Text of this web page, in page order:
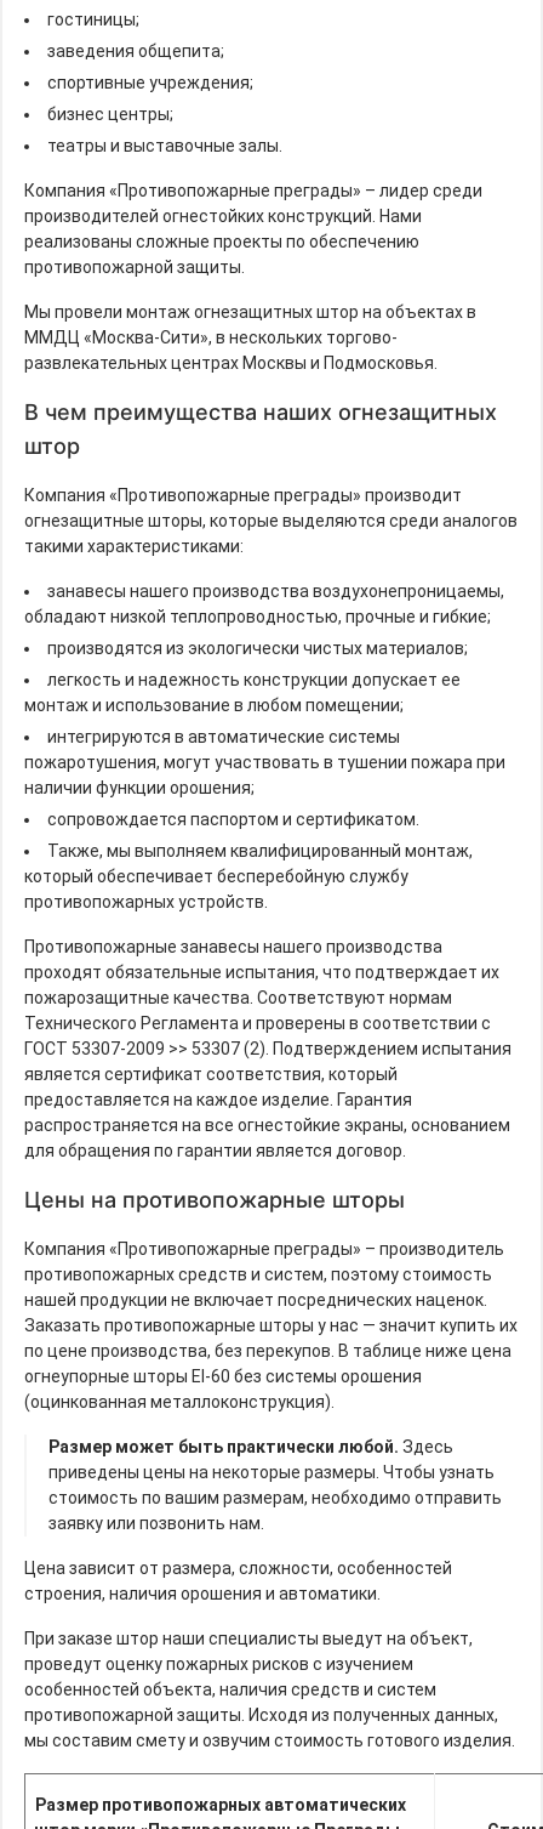
гостиницы;
заведения общепита;
спортивные учреждения;
бизнес центры;
театры и выставочные залы.
Компания «Противопожарные преграды» – лидер среди
производителей огнестойких конструкций. Нами
реализованы сложные проекты по обеспечению
противопожарной защиты.
Мы провели монтаж огнезащитных штор на объектах в
ММДЦ «Москва-Сити», в нескольких торгово-
развлекательных центрах Москвы и Подмосковья.
В чем преимущества наших огнезащитных
штор
Компания «Противопожарные преграды» производит
огнезащитные шторы, которые выделяются среди аналогов
такими характеристиками:
занавесы нашего производства воздухонепроницаемы,
обладают низкой теплопроводностью, прочные и гибкие;
производятся из экологически чистых материалов;
легкость и надежность конструкции допускает ее
монтаж и использование в любом помещении;
интегрируются в автоматические системы
пожаротушения, могут участвовать в тушении пожара при
наличии функции орошения;
сопровождается паспортом и сертификатом.
Также, мы выполняем квалифицированный монтаж,
который обеспечивает бесперебойную службу
противопожарных устройств.
Противопожарные занавесы нашего производства
проходят обязательные испытания, что подтверждает их
пожарозащитные качества. Соответствуют нормам
Технического Регламента и проверены в соответствии с
ГОСТ 53307-2009 >> 53307 (2). Подтверждением испытания
является сертификат соответствия, который
предоставляется на каждое изделие. Гарантия
распространяется на все огнестойкие экраны, основанием
для обращения по гарантии является договор.
Цены на противопожарные шторы
Компания «Противопожарные преграды» – производитель
противопожарных средств и систем, поэтому стоимость
нашей продукции не включает посреднических наценок.
Заказать противопожарные шторы у нас — значит купить их
по цене производства, без перекупов. В таблице ниже цена
огнеупорные шторы EI-60 без системы орошения
(оцинкованная металлоконструкция).
Размер может быть практически любой. Здесь
приведены цены на некоторые размеры. Чтобы узнать
стоимость по вашим размерам, необходимо отправить
заявку или позвонить нам.
Цена зависит от размера, сложности, особенностей
строения, наличия орошения и автоматики.
При заказе штор наши специалисты выедут на объект,
проведут оценку пожарных рисков с изучением
особенностей объекта, наличия средств и систем
противопожарной защиты. Исходя из полученных данных,
мы составим смету и озвучим стоимость готового изделия.
Размер противопожарных автоматических